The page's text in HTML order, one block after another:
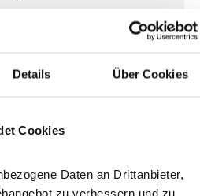
Details Über Cookies
Cookies
Daten an Drittanbieter,
zu verbessern und zu
im Ressort „Crime“ und im
für kicker.de